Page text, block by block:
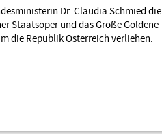
Dr. Claudia Schmied die
Staatsoper und das Große Goldene
die Republik Österreich verliehen.